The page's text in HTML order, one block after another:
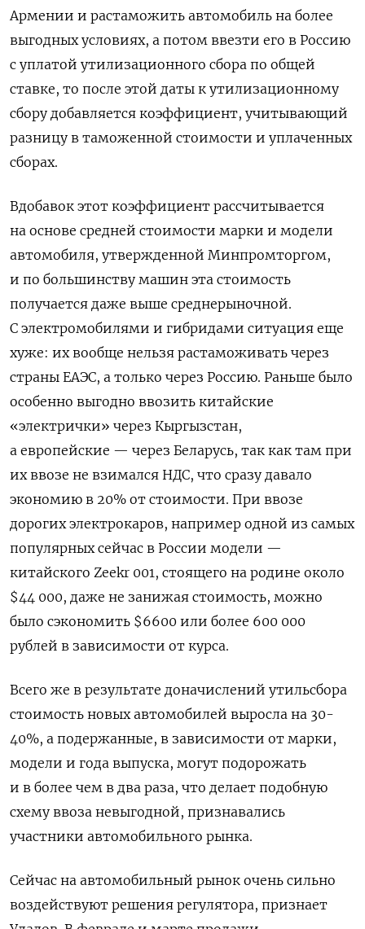
Армении и растаможить автомобиль на более
выгодных условиях, а потом ввезти его в Россию
с уплатой утилизационного сбора по общей
ставке, то после этой даты к утилизационному
сбору добавляется коэффициент, учитывающий
разницу в таможенной стоимости и уплаченных
сборах.
Вдобавок этот коэффициент рассчитывается
на основе средней стоимости марки и модели
автомобиля, утвержденной Минпромторгом,
и по большинству машин эта стоимость
получается даже выше среднерыночной.
С электромобилями и гибридами ситуация еще
хуже: их вообще нельзя растаможивать через
страны ЕАЭС, а только через Россию. Раньше было
особенно выгодно ввозить китайские
«электрички» через Кыргызстан,
а европейские — через Беларусь, так как там при
их ввозе не взимался НДС, что сразу давало
экономию в 20% от стоимости. При ввозе
дорогих электрокаров, например одной из самых
популярных сейчас в России модели —
китайского Zeekr 001, стоящего на родине около
$44 000, даже не занижая стоимость, можно
было сэкономить $6600 или более 600 000
рублей в зависимости от курса.
Всего же в результате доначислений утильсбора
стоимость новых автомобилей выросла на 30-
40%, а подержанные, в зависимости от марки,
модели и года выпуска, могут подорожать
и в более чем в два раза, что делает подобную
схему ввоза невыгодной, признавались
участники автомобильного рынка.
Сейчас на автомобильный рынок очень сильно
воздействуют решения регулятора, признает